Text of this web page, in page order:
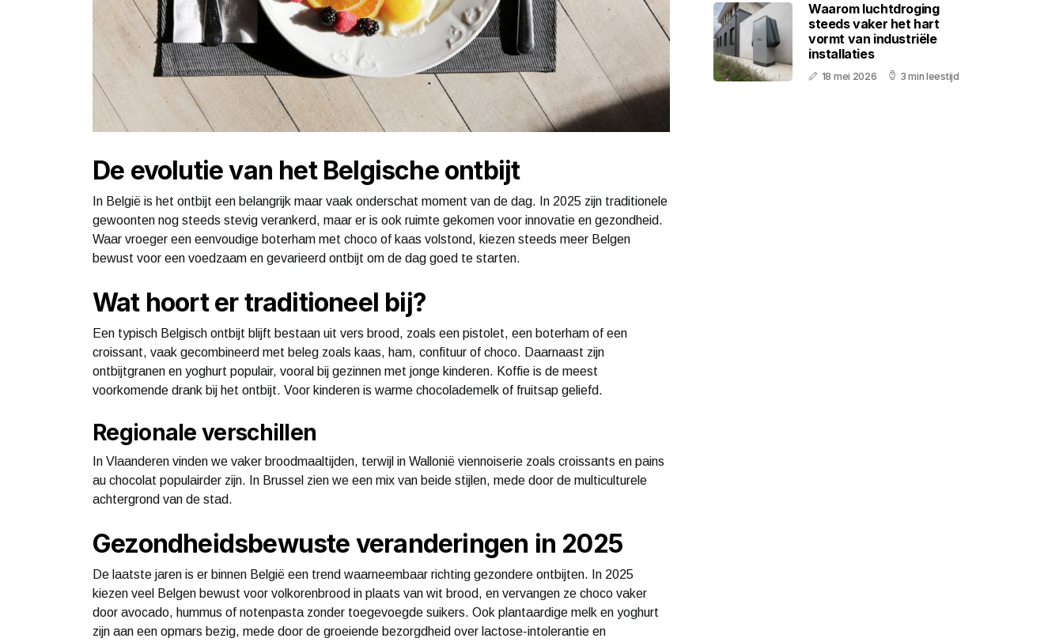
De evolutie van het Belgische ontbijt
In België is het ontbijt een belangrijk maar vaak onderschat moment van de dag. In 2025 zijn traditionele
gewoonten nog steeds stevig verankerd, maar er is ook ruimte gekomen voor innovatie en gezondheid.
Waar vroeger een eenvoudige boterham met choco of kaas volstond, kiezen steeds meer Belgen
bewust voor een voedzaam en gevarieerd ontbijt om de dag goed te starten.
Wat hoort er traditioneel bij?
Een typisch Belgisch ontbijt blijft bestaan uit vers brood, zoals een pistolet, een boterham of een
croissant, vaak gecombineerd met beleg zoals kaas, ham, confituur of choco. Daarnaast zijn
ontbijtgranen en yoghurt populair, vooral bij gezinnen met jonge kinderen. Koffie is de meest
voorkomende drank bij het ontbijt. Voor kinderen is warme chocolademelk of fruitsap geliefd.
Regionale verschillen
In Vlaanderen vinden we vaker broodmaaltijden, terwijl in Wallonië viennoiserie zoals croissants en pains
au chocolat populairder zijn. In Brussel zien we een mix van beide stijlen, mede door de multiculturele
achtergrond van de stad.
Gezondheidsbewuste veranderingen in 2025
De laatste jaren is er binnen België een trend waarneembaar richting gezondere ontbijten. In 2025
kiezen veel Belgen bewust voor volkorenbrood in plaats van wit brood, en vervangen ze choco vaker
door avocado, hummus of notenpasta zonder toegevoegde suikers. Ook plantaardige melk en yoghurt
zijn aan een opmars bezig, mede door de groeiende bezorgdheid over lactose-intolerantie en
Waarom luchtdroging
steeds vaker het hart
vormt van industriële
installaties
18 mei 2026 3 min leestijd